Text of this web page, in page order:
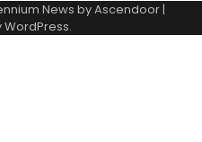
News byAscendoor |
WordPress.